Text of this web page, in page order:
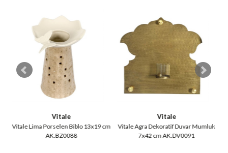
Vitale
Vitale Lima Porselen Biblo 13x19 cm
AK.BZ0088
Vitale
Vitale Agra Dekoratif Duvar Mumluk
7x42 cm AK.DV0091